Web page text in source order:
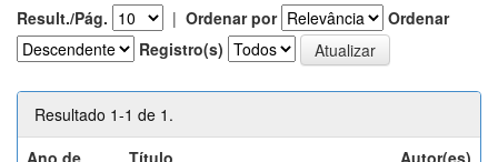
Result./Pág. | Ordenar por
Ordenar
Registro(s)
Resultado 1-1 de 1.
Ano de
Título Autor(es)